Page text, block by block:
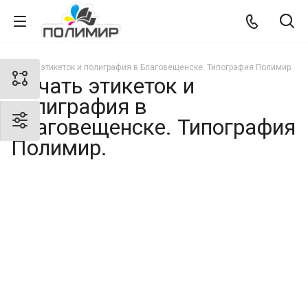
Печать этикеток и полиграфия в Благовещенске. Типография Полимир.
Печать этикеток и
полиграфия в
Благовещенске. Типография
Полимир.